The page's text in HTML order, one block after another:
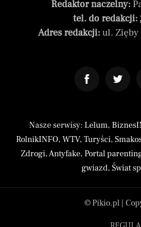
Redaktor naczelny:
tel. do redakcji:
Adres redakcji:ul. Zięby
Nasze serwisy: Lelum,
RolnikINFO, WTV, Turyści,
Zdrogi,Antyfake, Portal
gwiazd, Świat
© Pikio.pl |